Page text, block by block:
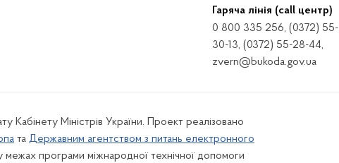
Гаряча лінія (call центр)
0 800 335 256, (0372) 55-
30-13, (0372) 55-28-44,
zvern@bukoda.gov.ua
Кабінету Міністрів України. Проект реалізовано
та Державним агентством з питань електронного
межах програми міжнародної технічної допомоги